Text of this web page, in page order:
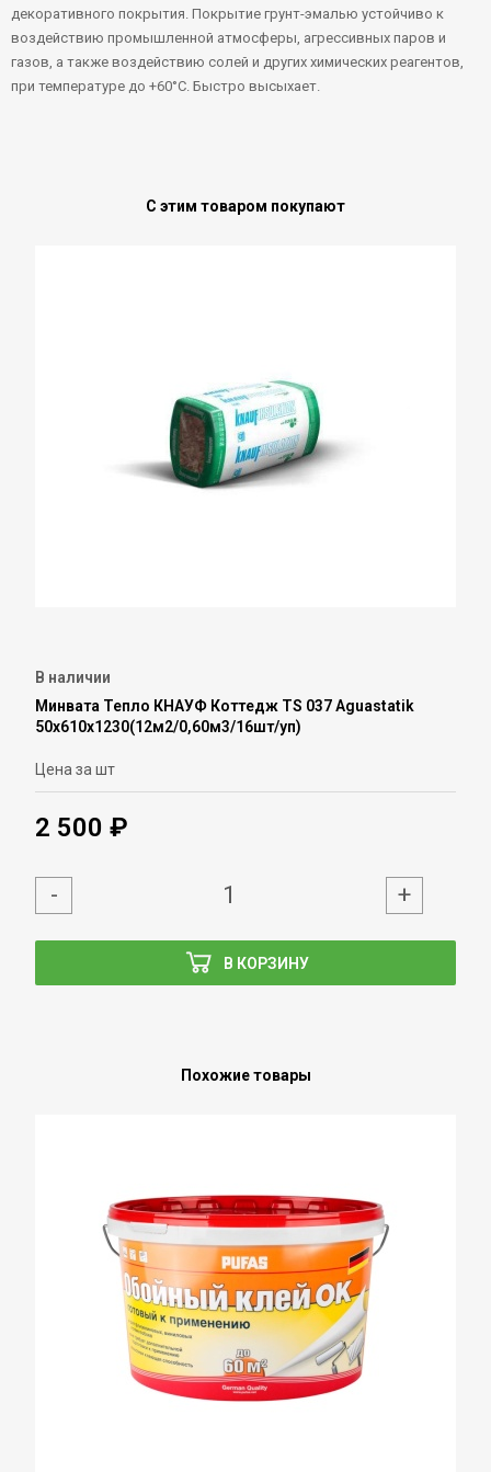
декоративного покрытия. Покрытие грунт-эмалью устойчиво к
воздействию промышленной атмосферы, агрессивных паров и
газов, а также воздействию солей и других химических реагентов,
при температуре до +60°С. Быстро высыхает.
С этим товаром покупают
В наличии
Минвата Тепло КНАУФ Коттедж TS 037 Aguastatik
50х610х1230(12м2/0,60м3/16шт/уп)
Цена за шт
2 500 ₽
В КОРЗИНУ
- +
Похожие товары